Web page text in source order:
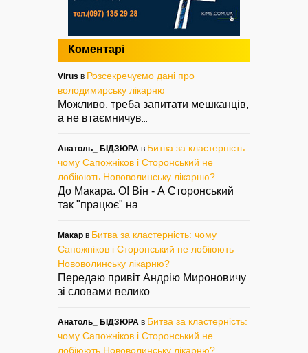
Коментарі
Virus в Розсекречуємо дані про
володимирську лікарню
Можливо, треба запитати мешканців,
а не втаємничув
Анатоль_ БІДЗЮРА в Битва за кластерність:
чому Сапожніков і Сторонський не
лобіюють Нововолинську лікарню?
До Макара. О! Він - А Сторонський
так "працює" на
Макар в Битва за кластерність: чому
Сапожніков і Сторонський не лобіюють
Нововолинську лікарню?
Передаю привіт Андрію Мироновичу
зі словами велико
Анатоль_ БІДЗЮРА в Битва за кластерність:
чому Сапожніков і Сторонський не
лобіюють Нововолинську лікарню?